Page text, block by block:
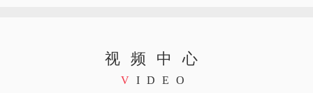
视频中心
VIDEO